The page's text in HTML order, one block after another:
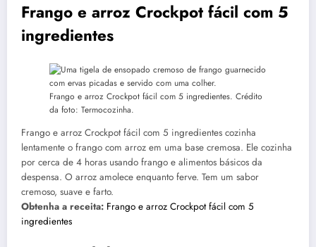
Frango e arroz Crockpot fácil com 5
ingredientes
Frango e arroz Crockpot fácil com 5 ingredientes. Crédito
da foto: Termocozinha.
Frango e arroz Crockpot fácil com 5 ingredientes cozinha
lentamente o frango com arroz em uma base cremosa. Ele cozinha
por cerca de 4 horas usando frango e alimentos básicos da
despensa. O arroz amolece enquanto ferve. Tem um sabor
cremoso, suave e farto.
Obtenha a receita: Frango e arroz Crockpot fácil com 5
ingredientes